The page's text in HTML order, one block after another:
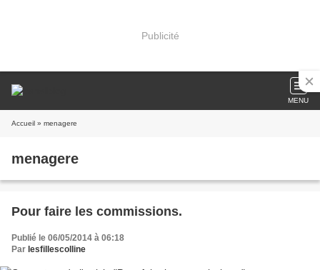
Publicité
MENU
Accueil » menagere
menagere
Pour faire les commissions.
Publié le 06/05/2014 à 06:18
Par lesfillescolline